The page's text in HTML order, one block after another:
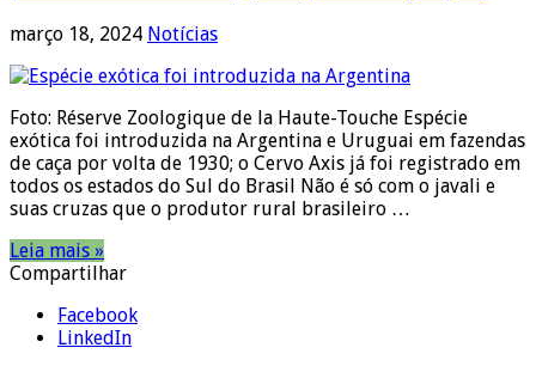
março 18, 2024 Notícias
Foto: Réserve Zoologique de la Haute-Touche Espécie
exótica foi introduzida na Argentina e Uruguai em fazendas
de caça por volta de 1930; o Cervo Axis já foi registrado em
todos os estados do Sul do Brasil Não é só com o javali e
suas cruzas que o produtor rural brasileiro …
Leia mais »
Compartilhar
Facebook
LinkedIn